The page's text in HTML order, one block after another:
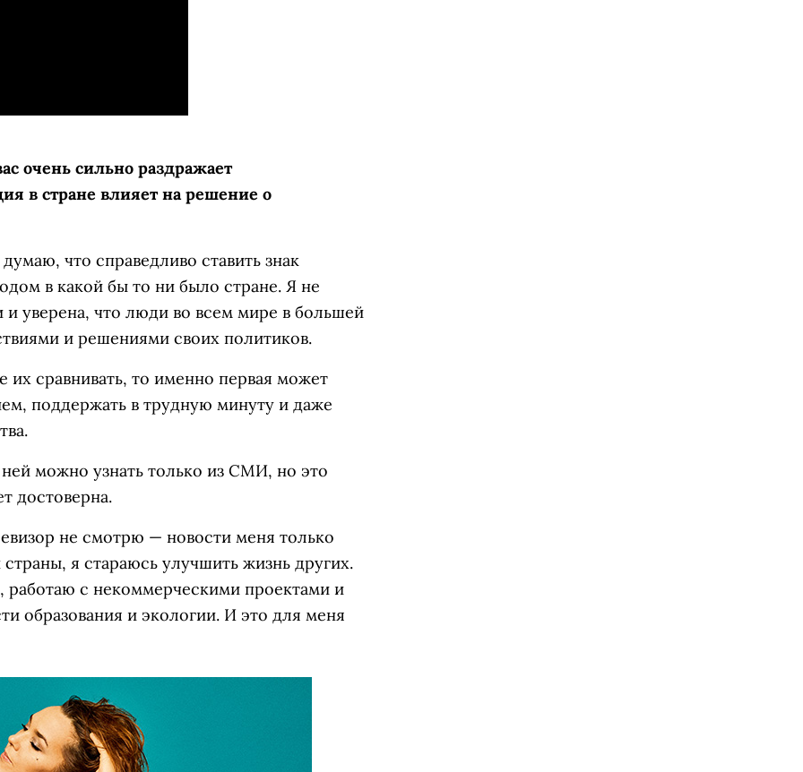
очень сильно раздражает
в стране влияет на решение о
что справедливо ставить знак
в какой бы то ни было стране. Я не
уверена, что люди во всем мире в большей
и решениями своих политиков.
сравнивать, то именно первая может
поддержать в трудную минуту и даже
можно узнать только из СМИ, но это
достоверна.
не смотрю — новости меня только
я стараюсь улучшить жизнь других.
с некоммерческими проектами и
образования и экологии. И это для меня